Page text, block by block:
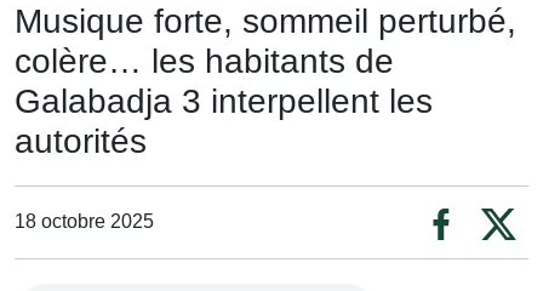
Musique forte, sommeil perturbé,
colère… les habitants de
Galabadja 3 interpellent les
autorités
18 octobre 2025